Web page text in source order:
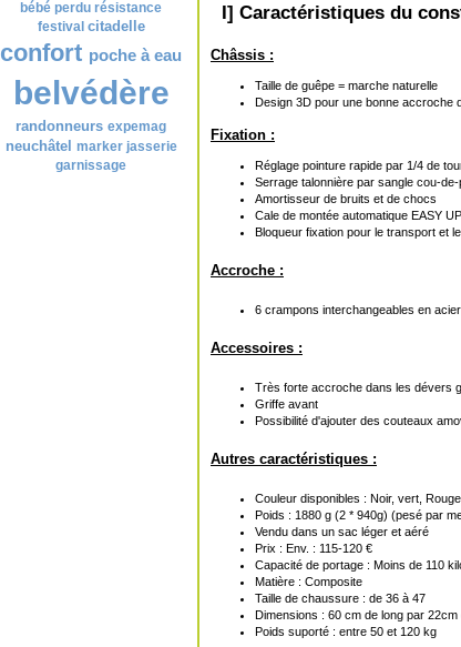
bébé perdu résistance
festival citadelle
confort poche à eau
belvédère
randonneurs expemag
neuchâtel marker jasserie
garnissage
I] Caractéristiques du
Châssis :
Taille de guêpe = marche naturelle
Design 3D pour une bonne accroche
Fixation :
Réglage pointure rapide par 1/4 de
Serrage talonnière par sangle cou-
Amortisseur de bruits et de chocs
Cale de montée automatique EASY
Bloqueur fixation pour le transport et
Accroche :
6 crampons interchangeables en acier
Accessoires :
Très forte accroche dans les dévers
Griffe avant
Possibilité d'ajouter des couteaux
Autres caractéristiques :
Couleur disponibles : Noir, vert, Rouge
Poids : 1880 g (2 * 940g) (pesé par
Vendu dans un sac léger et aéré
Prix : Env. : 115-120 €
Capacité de portage : Moins de 110
Matière : Composite
Taille de chaussure : de 36 à 47
Dimensions : 60 cm de long par 22cm
Poids suporté : entre 50 et 120 kg